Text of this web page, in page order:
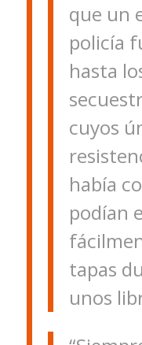
que un
policía
hasta
cuyos
había
podían
tapas
unos